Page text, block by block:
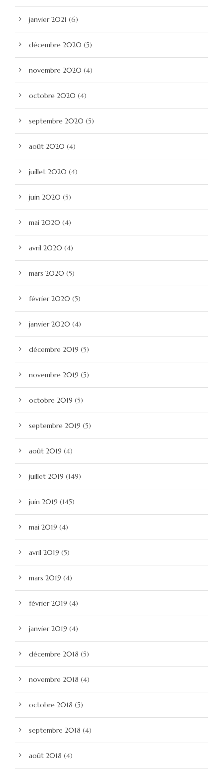
janvier 2021 (6)
décembre 2020 (5)
novembre 2020 (4)
octobre 2020 (4)
septembre 2020 (5)
août 2020 (4)
juillet 2020 (4)
juin 2020 (5)
mai 2020 (4)
avril 2020 (4)
mars 2020 (5)
février 2020 (5)
janvier 2020 (4)
décembre 2019 (5)
novembre 2019 (5)
octobre 2019 (5)
septembre 2019 (5)
août 2019 (4)
juillet 2019 (149)
juin 2019 (145)
mai 2019 (4)
avril 2019 (5)
mars 2019 (4)
février 2019 (4)
janvier 2019 (4)
décembre 2018 (5)
novembre 2018 (4)
octobre 2018 (5)
septembre 2018 (4)
août 2018 (4)